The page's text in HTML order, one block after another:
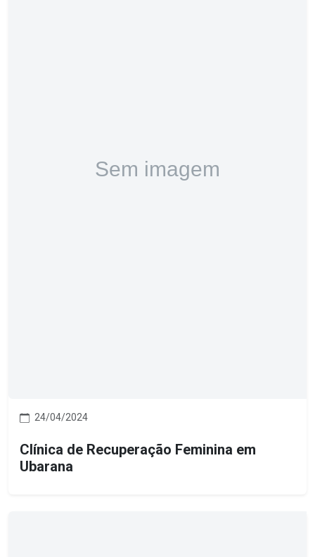
24/04/2024
Clínica de Recuperação Feminina em
Ubarana